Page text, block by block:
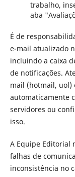
trabalho,
aba
É de
e-mail atualizado
incluindo a caixa
de notificações.
mail (hotmail, uol)
automaticamente
servidores ou
isso.
A Equipe Editorial
falhas de
inconsistência no